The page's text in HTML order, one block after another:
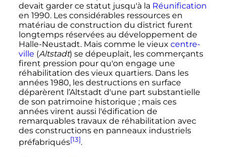
devait garder ce statut jusqu'à la Réunification
en 1990. Les considérables ressources en
matériau de construction du district furent
longtemps réservées au développement de
Halle-Neustadt. Mais comme le vieux centre-
ville (Altstadt) se dépeuplait, les commerçants
firent pression pour qu'on engage une
réhabilitation des vieux quartiers. Dans les
années 1980, les destructions en surface
déparèrent l’Altstadt d'une part substantielle
de son patrimoine historique ; mais ces
années virent aussi l'édification de
remarquables travaux de réhabilitation avec
des constructions en panneaux industriels
préfabriqués[13].